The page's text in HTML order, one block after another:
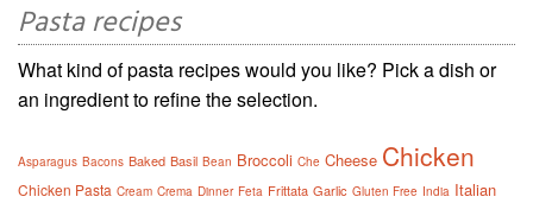
Pasta recipes
What kind of pasta recipes would you like? Pick a dish or
an ingredient to refine the selection.
Asparagus Bacons Baked Basil Bean Broccoli Che Cheese Chicken
Chicken Pasta Cream Crema Dinner Feta Frittata Garlic Gluten Free India Italian